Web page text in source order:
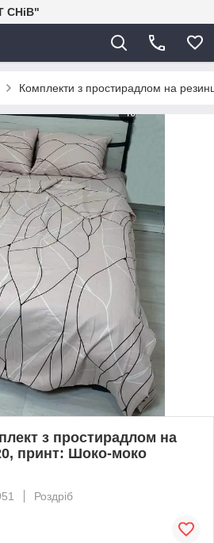
СНіВ"
Комплекти з простирадлом на
з простирадлом на
принт: Шоко-моко
Роздріб